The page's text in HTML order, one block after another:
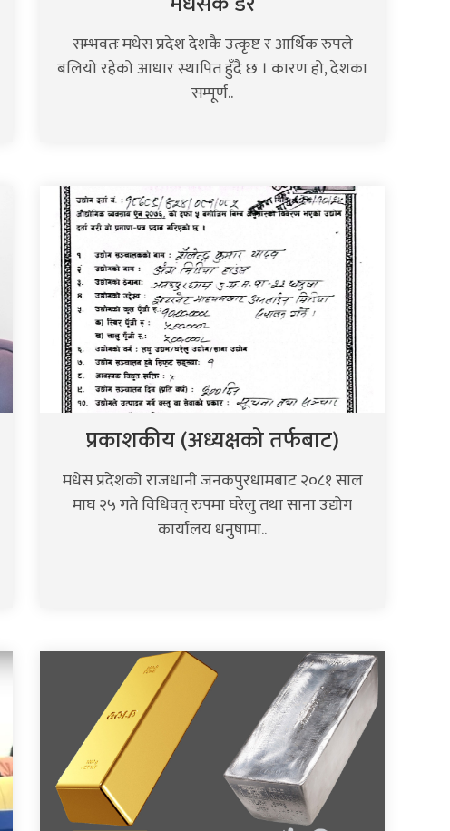
सम्भवतः मधेस प्रदेश देशकै उत्कृष्ट र आर्थिक रुपले
बलियो रहेको आधार स्थापित हुँदै छ । कारण हो, देशका
सम्पूर्ण..
प्रकाशकीय (अध्यक्षको तर्फबाट)
मधेस प्रदेशको राजधानी जनकपुरधामबाट २०८१ साल
माघ २५ गते विधिवत् रुपमा घरेलु तथा साना उद्योग
कार्यालय धनुषामा..